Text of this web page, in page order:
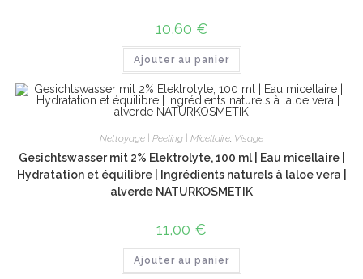
10,60 €
Ajouter au panier
Nettoyage | Peeling | Micellaire, Visage
Gesichtswasser mit 2% Elektrolyte, 100 ml | Eau micellaire |
Hydratation et équilibre | Ingrédients naturels à laloe vera |
alverde NATURKOSMETIK
11,00 €
Ajouter au panier